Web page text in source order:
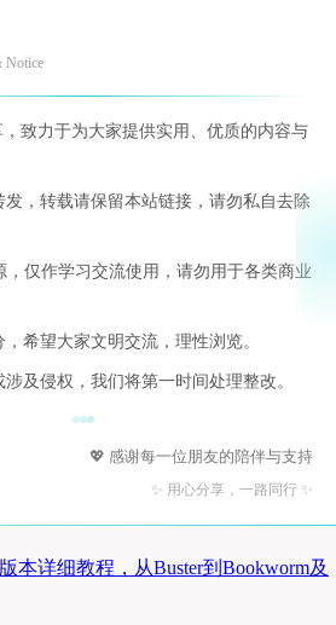
Notice
致力于为大家提供实用、优质的内容与
，转载请保留本站链接，请勿私自去除
，仅作学习交流使用，请勿用于各类商业
希望大家文明交流，理性浏览。
及侵权，我们将第一时间处理整改。
💖 感谢每一位朋友的陪伴与支持
✨ 用心分享，一路同行 ✨
本详细教程，从Buster到Bookworm及